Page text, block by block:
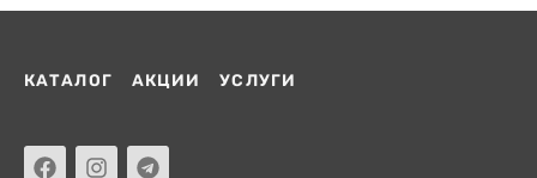
КАТАЛОГ АКЦИИ УСЛУГИ